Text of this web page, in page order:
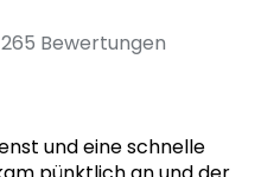
265 Bewertungen
und eine schnelle